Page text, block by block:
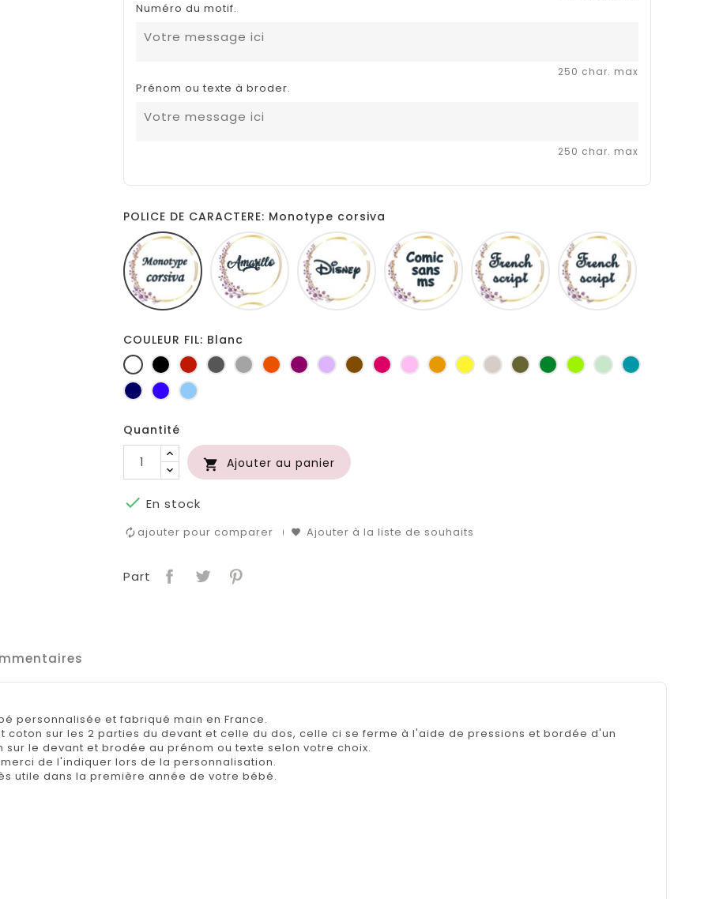
Numéro du motif.
250 char. max
Prénom ou texte à broder.
250 char. max
POLICE DE CARACTERE: Monotype corsiva
Monotype
corsiva
Amarillo Disney
Comic
sans
ms
French
script
COULEUR FIL: Blanc
BlancNoir RougeGris
foncé
Gris
clair
Orange
PruneLilasMarronFuchsia
RoseJaune
d'or
jauneFicelleKaki Vert
bouteille
Anis
Vert
d'eau
Turquoise
MarineBleu
roi
Bleu
Quantité
 Ajouter au panier
 En stock
ajouter pour comparer Ajouter à la liste de souhaits
Part
personnalisée et fabriqué main en France.
coton sur les 2 parties du devant et celle du dos, celle ci se ferme à l'aide de pressions et bordée d'un
le devant et brodée au prénom ou texte selon votre choix.
de l'indiquer lors de la personnalisation.
utile dans la première année de votre bébé.